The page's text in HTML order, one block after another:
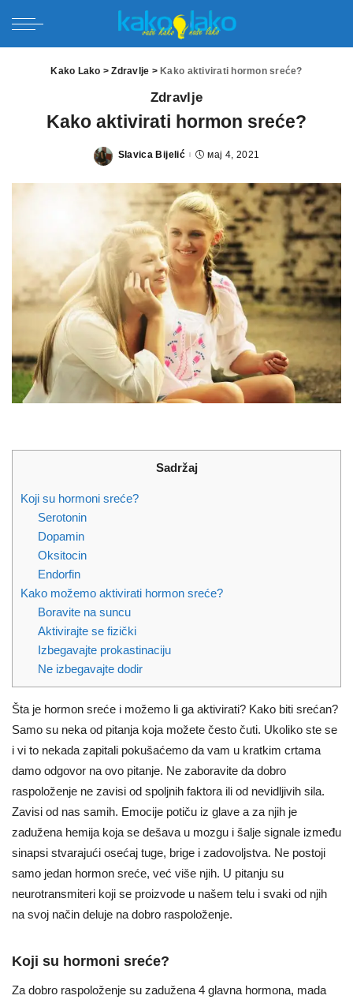
Kako Lako >Zdravlje > Kako aktivirati hormon sreće?
Zdravlje
Kako aktivirati hormon sreće?
Posted
Slavica Bijelić мај 4, 2021
Sadržaj
Koji su hormoni sreće?
Serotonin
Dopamin
Oksitocin
Endorfin
Kako možemo aktivirati hormon sreće?
Boravite na suncu
Aktivirajte se fizički
Izbegavajte prokastinaciju
Ne izbegavajte dodir
Šta je hormon sreće i možemo li ga aktivirati? Kako biti srećan?
Samo su neka od pitanja koja možete često čuti. Ukoliko ste se
i vi to nekada zapitali pokušaćemo da vam u kratkim crtama
damo odgovor na ovo pitanje. Ne zaboravite da dobro
raspoloženje ne zavisi od spoljnih faktora ili od nevidljivih sila.
Zavisi od nas samih. Emocije potiču iz glave a za njih je
zadužena hemija koja se dešava u mozgu i šalje signale između
sinapsi stvarajući osećaj tuge, brige i zadovoljstva. Ne postoji
samo jedan hormon sreće, već više njih. U pitanju su
neurotransmiteri koji se proizvode u našem telu i svaki od njih
na svoj način deluje na dobro raspoloženje.
Koji su hormoni sreće?
Za dobro raspoloženje su zadužena 4 glavna hormona, mada